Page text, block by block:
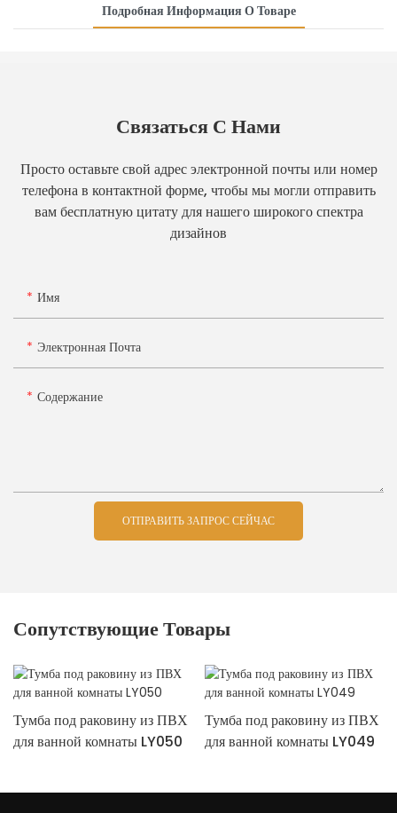
Подробная Информация О Товаре
Связаться С Нами
Просто оставьте свой адрес электронной почты или номер
телефона в контактной форме, чтобы мы могли отправить
вам бесплатную цитату для нашего широкого спектра
дизайнов
Имя
Электронная Почта
Содержание
ОТПРАВИТЬ ЗАПРОС СЕЙЧАС
Сопутствующие Товары
Тумба под раковину из ПВХ
для ванной комнаты LY050
Тумба под раковину из ПВХ
для ванной комнаты LY049